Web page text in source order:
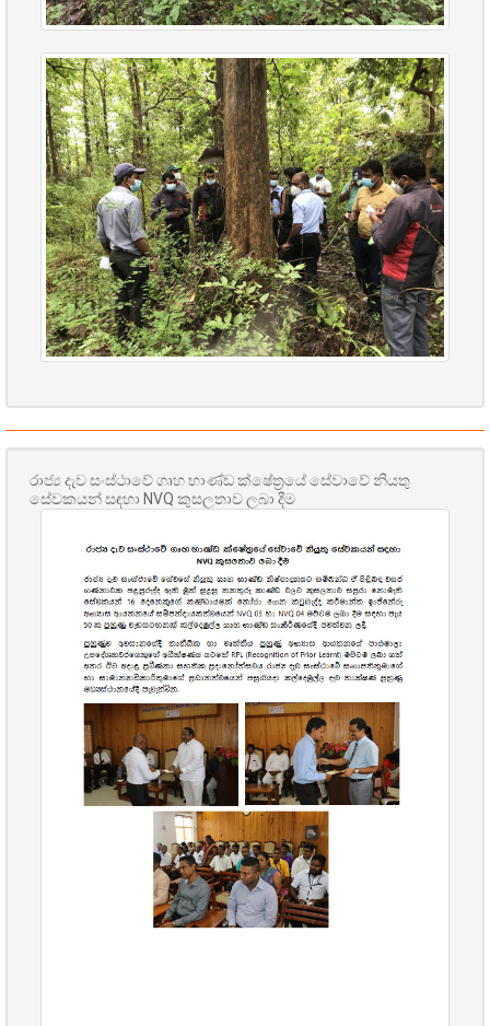
රාජ්‍ය දැව සංස්ථාවේ ගෘහ භාණ්ඩ ක්ෂේත්‍රයේ සේවාවේ නියතු
සේවකයන් සඳහා NVQ කුසලතාව ලබා දීම